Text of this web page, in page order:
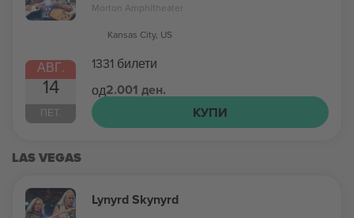
АВГ.
14
ПЕТ.
Morton Amphitheater
Kansas City, US
1331 билети
од2.001 ден.
КУПИ
LAS VEGAS
Lynyrd Skynyrd